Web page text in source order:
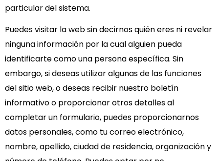
particular del sistema.
Puedes visitar la web sin decirnos quién eres ni revelar
ninguna información por la cual alguien pueda
identificarte como una persona específica. Sin
embargo, si deseas utilizar algunas de las funciones
del sitio web, o deseas recibir nuestro boletín
informativo o proporcionar otros detalles al
completar un formulario, puedes proporcionarnos
datos personales, como tu correo electrónico,
nombre, apellido, ciudad de residencia, organización y